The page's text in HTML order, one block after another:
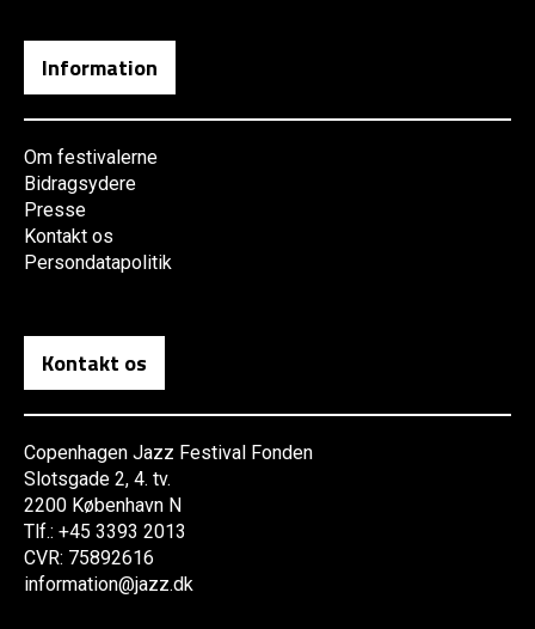
Information
Om festivalerne
Bidragsydere
Presse
Kontakt os
Persondatapolitik
Kontakt os
Copenhagen Jazz Festival Fonden
Slotsgade 2, 4. tv.
2200 København N
Tlf.: +45 3393 2013
CVR: 75892616
information@jazz.dk